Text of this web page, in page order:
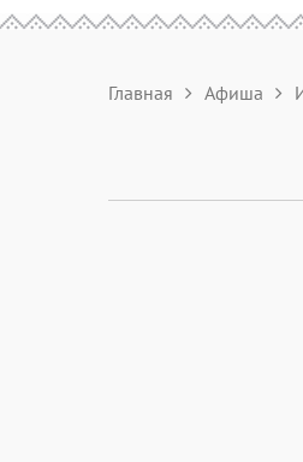
Главная Афиша